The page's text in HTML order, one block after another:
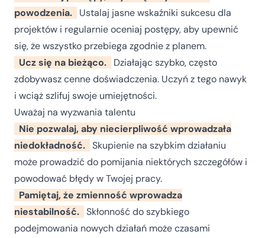
powodzenia.
Ustalaj jasne wskaźniki sukcesu dla
projektów i regularnie oceniaj postępy, aby upewnić
się, że wszystko przebiega zgodnie z planem.
Ucz się na bieżąco.
Działając szybko, często
zdobywasz cenne doświadczenia. Uczyń z tego nawyk
i wciąż szlifuj swoje umiejętności.
Uważaj na wyzwania talentu
Nie pozwalaj, aby niecierpliwość wprowadzała
niedokładność. Skupienie na szybkim działaniu
może prowadzić do pomijania niektórych szczegółów i
powodować błędy w Twojej pracy.
Pamiętaj, że zmienność wprowadza
niestabilność. Skłonność do szybkiego
podejmowania nowych działań może czasami